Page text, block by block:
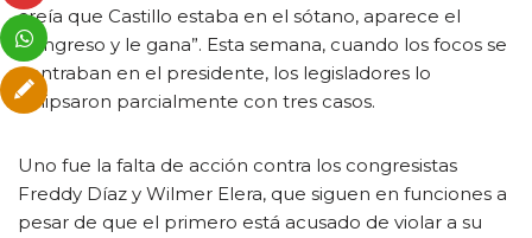
creía que Castillo estaba en el sótano, aparece el
Congreso y le gana”. Esta semana, cuando los focos se
centraban en el presidente, los legisladores lo
eclipsaron parcialmente con tres casos.
Uno fue la falta de acción contra los congresistas
Freddy Díaz y Wilmer Elera, que siguen en funciones a
pesar de que el primero está acusado de violar a su